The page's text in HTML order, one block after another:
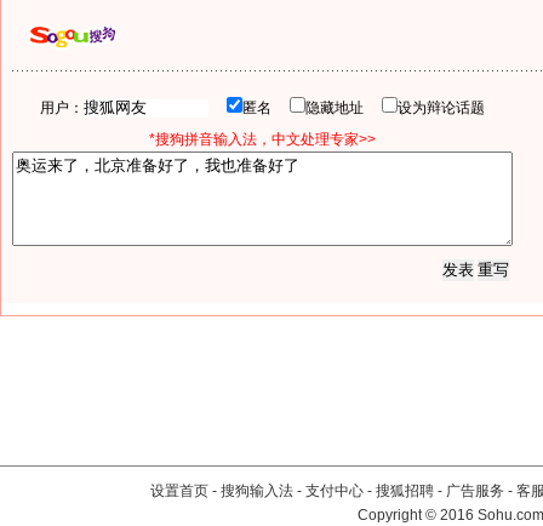
用户： 匿名 隐藏地址
设为辩论话题
*搜狗拼音输入法，中文处理专家>>
设置首页 - 搜狗输入法 - 支付中心 - 搜狐招聘 - 广告服务 - 客
Copyright©2016